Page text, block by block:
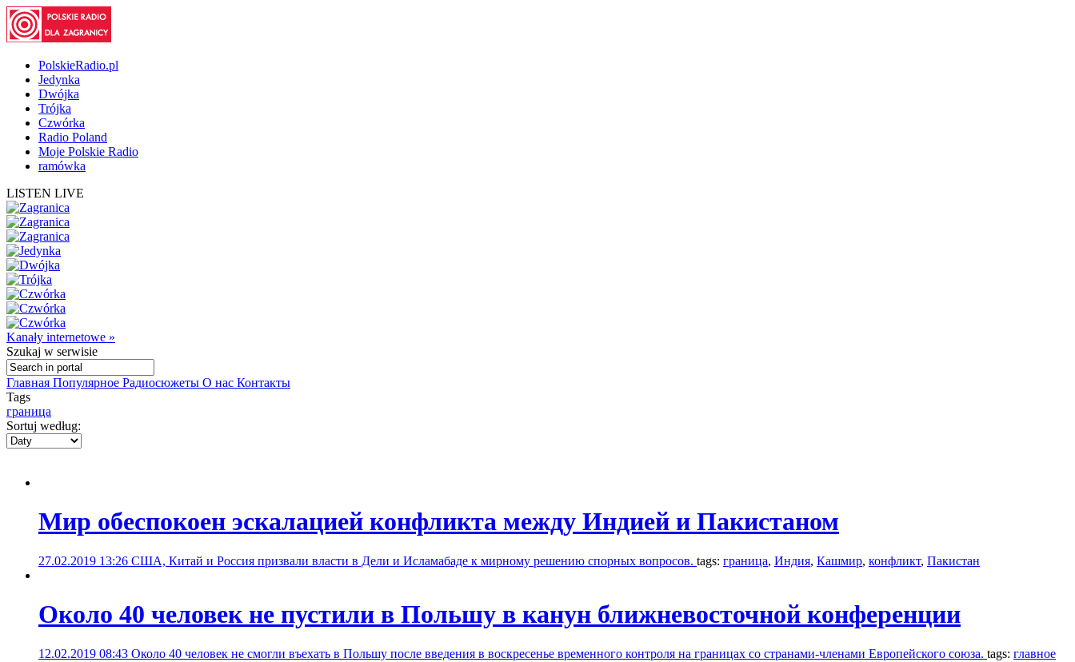
PolskieRadio.pl
Jedynka
Dwójka
Trójka
Czwórka
Radio Poland
Moje Polskie Radio
ramówka
LISTEN LIVE
Kanały internetowe »
Szukaj w serwisie
Главная Популярное Радиосюжеты О нас Контакты
Tags
граница
Sortuj według:
Мир обеспокоен эскалацией конфликта между Индией и Пакистаном
27.02.2019 13:26 США, Китай и Россия призвали власти в Дели и Исламабаде к мирному решению спорных вопросов. tags: граница, Индия, Кашмир, конфликт, Пакистан
Около 40 человек не пустили в Польшу в канун ближневосточной конференции
12.02.2019 08:43 Около 40 человек не смогли въехать в Польшу после введения в воскресенье временного контроля на границах со странами-членами Европейского союза. tags: главное